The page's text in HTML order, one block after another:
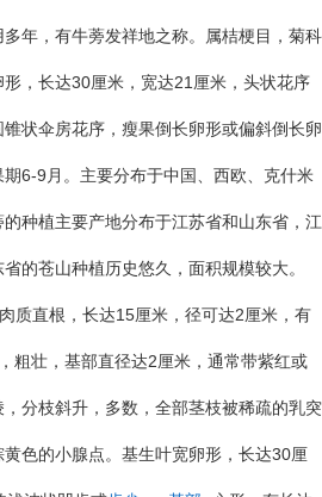
年，有牛蒡发祥地之称。属桔梗目，菊科
，长达30厘米，宽达21 厘米，头状花序
状伞房花序，瘦果倒长卵形或偏斜倒长卵
6-9 月。主要分布于中国、西欧、克什米
种植主要产地分布于江苏省和山东省，江
的苍山种植历史悠久，面积规模较大。
质直根，长达15厘米，径可达2厘米，有
粗壮，基部直径达2厘米，通常带紫红或
分枝斜升，多数，全部茎枝被稀疏的乳突
色的小腺点。基生叶宽卵形，长达30厘